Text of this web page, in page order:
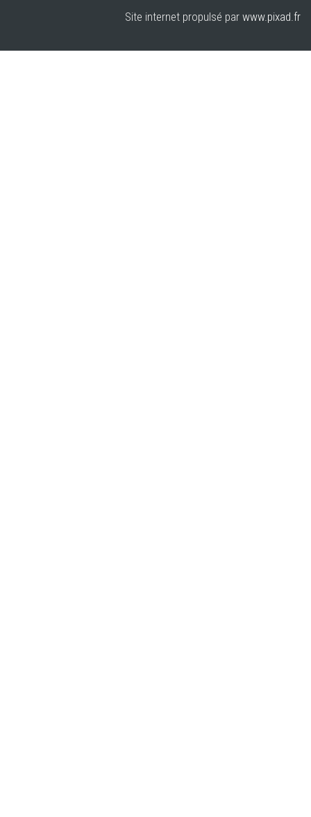
Site internet propulsé par www.pixad.fr